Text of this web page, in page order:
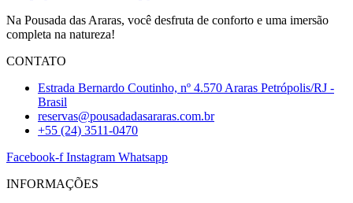
Na Pousada das Araras, você desfruta de conforto e uma imersão
completa na natureza!
CONTATO
Estrada Bernardo Coutinho, nº 4.570 Araras Petrópolis/RJ -
Brasil
reservas@pousadadasararas.com.br
+55 (24) 3511-0470
Facebook-f Instagram Whatsapp
INFORMAÇÕES